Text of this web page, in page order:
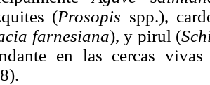
(Prosopis spp.),
farnesiana), y pirul (
en las cercas